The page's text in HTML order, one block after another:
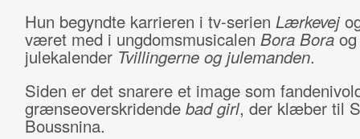
Hun begyndte karrieren i tv-serien Lærkevej
været med i ungdomsmusicalen Bora Boraog
julekalender Tvillingerne og julemanden.
Siden er det snarere et image som
grænseoverskridende bad girl, der klæber til
Boussnina.